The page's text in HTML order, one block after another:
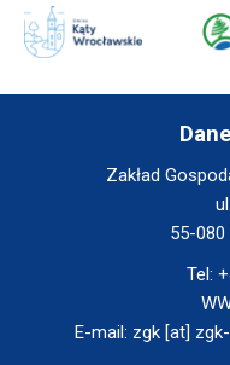
window
Will
open
in
Zakład
55-080
Tel:
E-mail: zgk [at]